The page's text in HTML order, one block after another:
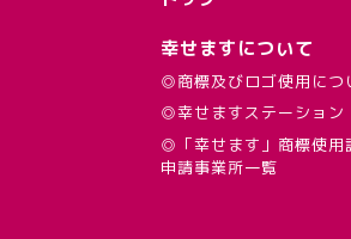
幸せますについて
◎商標及びロゴ使用につ
◎幸せますステーション
◎「幸せます」商標使用
申請事業所一覧